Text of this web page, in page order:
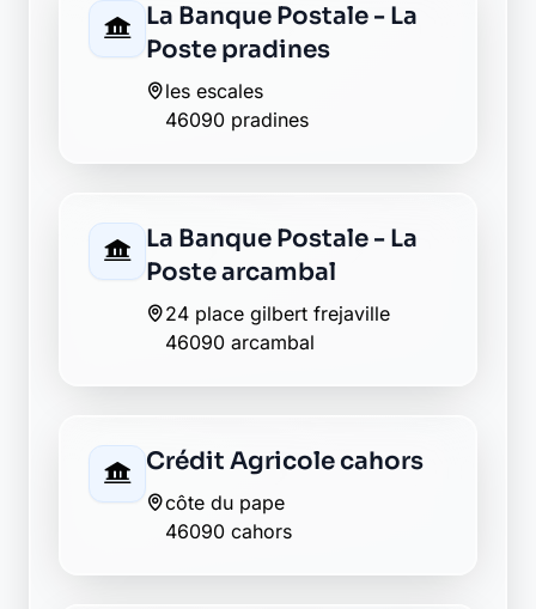
La Banque Postale - La
Poste pradines
les escales
46090 pradines
La Banque Postale - La
Poste arcambal
24 place gilbert frejaville
46090 arcambal
Crédit Agricole cahors
côte du pape
46090 cahors